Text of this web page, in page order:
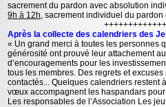
sacrement du pardon avec absolution
9h à 12h , sacrement individuel du pardon
Après la collecte des calendriers des
« Un grand merci à toutes les personnes
générosité ont prouvé leur attachement
d’encouragements pour les
tous les membres. Des regrets et
contactés... Quelques calendriers restent
vœux accompagnent les haspandars
Les responsables de l’Association Les